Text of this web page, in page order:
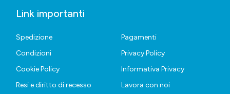
Link importanti
Spedizione
Pagamenti
Condizioni
Privacy Policy
Cookie Policy
Informativa Privacy
Resi e diritto di recesso
Lavora con noi